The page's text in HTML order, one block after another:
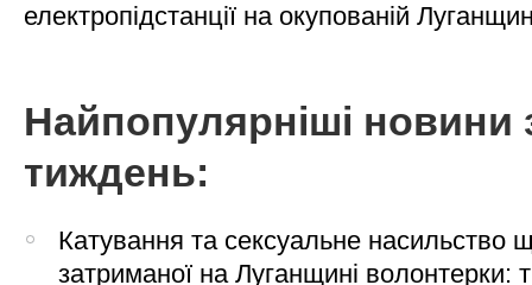
електропідстанції на окупованій
Найпопулярніші новини
тиждень:
Катування та сексуальне насильство
затриманої на Луганщині волонтерки: